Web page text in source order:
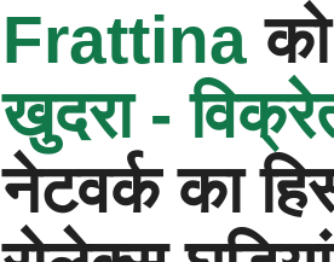
‭Frattina‬
खुदरा -
नेटवर्क का